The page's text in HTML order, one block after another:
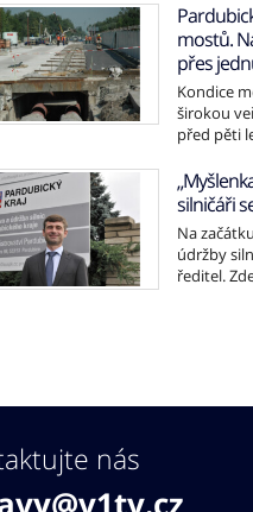
mostů.
přes
Kondice
širokou
před pěti
silničáři
Na
údržby
ředitel.
nás